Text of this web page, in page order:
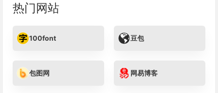
热门网站
100font 豆包
包图网 网易博客